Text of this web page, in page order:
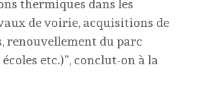
thermiques dans les
de voirie, acquisitions de
renouvellement du parc
etc.)”, conclut-on à la